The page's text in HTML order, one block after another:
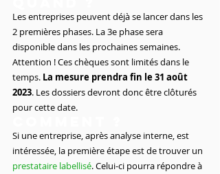
Les entreprises peuvent déjà se lancer dans les
2 premières phases. La 3e phase sera
disponible dans les prochaines semaines.
Attention ! Ces chèques sont limités dans le
temps. La mesure prendra fin le 31 août
2023. Les dossiers devront donc être clôturés
pour cette date.
Si une entreprise, après analyse interne, est
intéressée, la première étape est de trouver un
prestataire labellisé. Celui-ci pourra répondre à